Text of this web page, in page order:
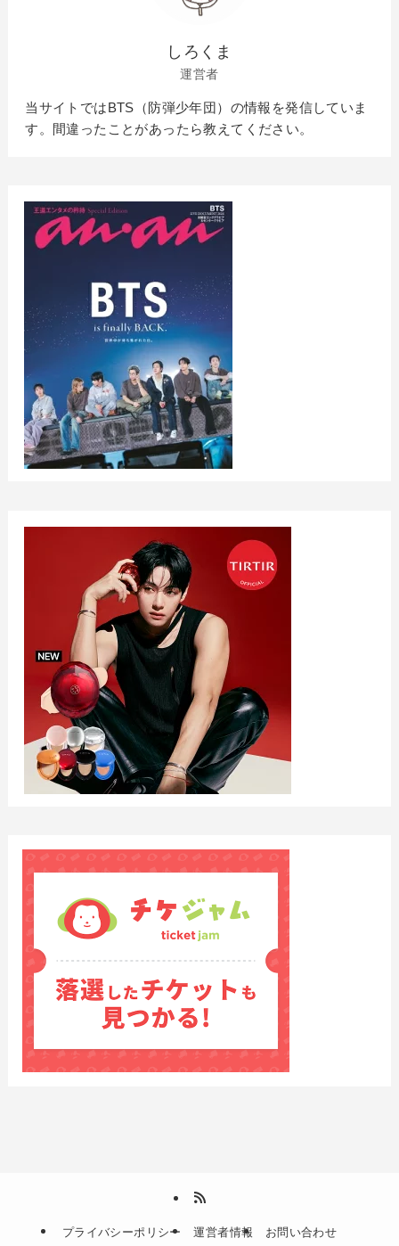
しろくま
運営者
当サイトではBTS（防弾少年団）の情報を発信していま
す。間違ったことがあったら教えてください。
プライバシーポリシー 運営者情報 お問い合わせ